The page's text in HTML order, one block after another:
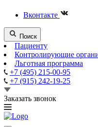
Вконтакте
Поиск
Пациенту
Контролирующие
Льготная программа
+7 (495) 215-00-95
+7 (915) 242-19-25
Заказать звонок